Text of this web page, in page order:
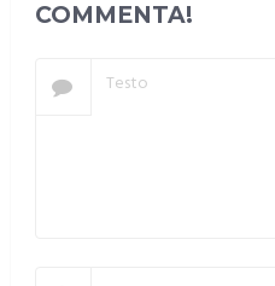
COMMENTA!